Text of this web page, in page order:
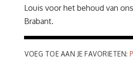
Louis voor het behoud van
Brabant.
VOEG TOE AAN JE FAVORIETEN: